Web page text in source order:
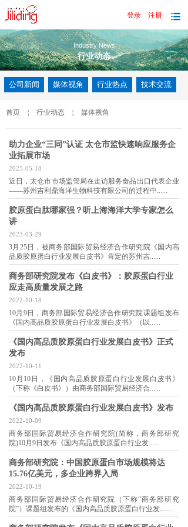
登录 注册
Industry News
行业动态
公司新闻 媒体视角 行业热点 技术交流
首页 ￤ 行业动态 ￤ 媒体视角
助力企业“三同”认证 太仓市监快速响应服务企
业拓展市场
2025-05-18
近日，太仓市市场监管局在走访服务食品出口代表企业
——苏州吉利鼎海洋生物科技有限公司的过程中......
胶原蛋白肽哪家强？听上海海洋大学专家怎么
讲
2023-03-29
3月25日，被商务部国际贸易经济合作研究院《国内高
品质胶原蛋白行业发展白皮书》肯定的苏州吉......
商务部研究院发布《白皮书》：胶原蛋白行业
应走高质量发展之路
2022-10-18
10月9日，商务部国际贸易经济合作研究院课题组发布
《国内高品质胶原蛋白行业发展白皮书》（以......
《国内高品质胶原蛋白行业发展白皮书》正式
发布
2022-10-11
10月10日，《国内高品质胶原蛋白行业发展白皮书》
（下称《白皮书》）由商务部国际贸易经济合......
《国内高品质胶原蛋白行业发展白皮书》发布
2022-10-09
商务部国际贸易经济合作研究院(简称，商务部研究
院)10月9日发布《国内高品质胶原蛋白行业发......
商务部研究院：中国胶原蛋白市场规模将达
15.76亿美元，多企业跨界入局
2022-10-19
商务部国际贸易经济合作研究院（下称“商务部研究
院”）课题组发布的《国内高品质胶原蛋白行业发......